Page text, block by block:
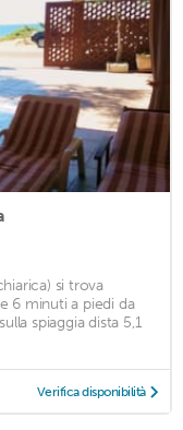
si trova
6 minuti a piedi da
spiaggia dista 5,1
Verifica disponibilità